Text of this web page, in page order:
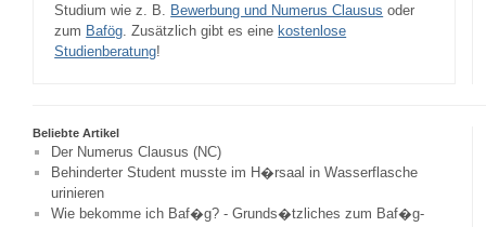
Studium wie z. B. Bewerbung und Numerus Clausus oder
zum Bafög. Zusätzlich gibt es eine kostenlose
Studienberatung!
Beliebte Artikel
Der Numerus Clausus (NC)
Behinderter Student musste im H�rsaal in Wasserflasche
urinieren
Wie bekomme ich Baf�g? - Grunds�tzliches zum Baf�g-